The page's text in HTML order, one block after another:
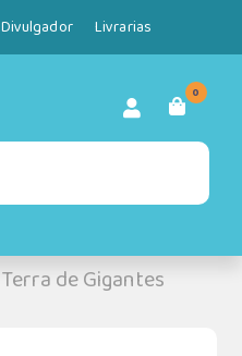
Divulgador Livrarias
0
Terra de Gigantes